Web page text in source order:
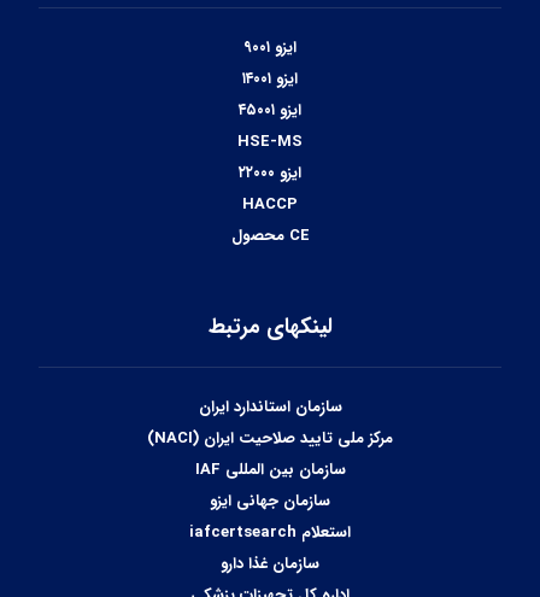
ایزو ۹۰۰۱
ایزو ۱۴۰۰۱
ایزو ۴۵۰۰۱
HSE-MS
ایزو ۲۲۰۰۰
HACCP
CE محصول
لینکهای مرتبط
سازمان استاندارد ایران
مرکز ملی تایید صلاحیت ایران (NACI)
سازمان بین المللی IAF
سازمان جهانی ایزو
استعلام iafcertsearch
سازمان غذا دارو